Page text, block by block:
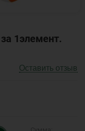
1элемент.
Оставить отзыв